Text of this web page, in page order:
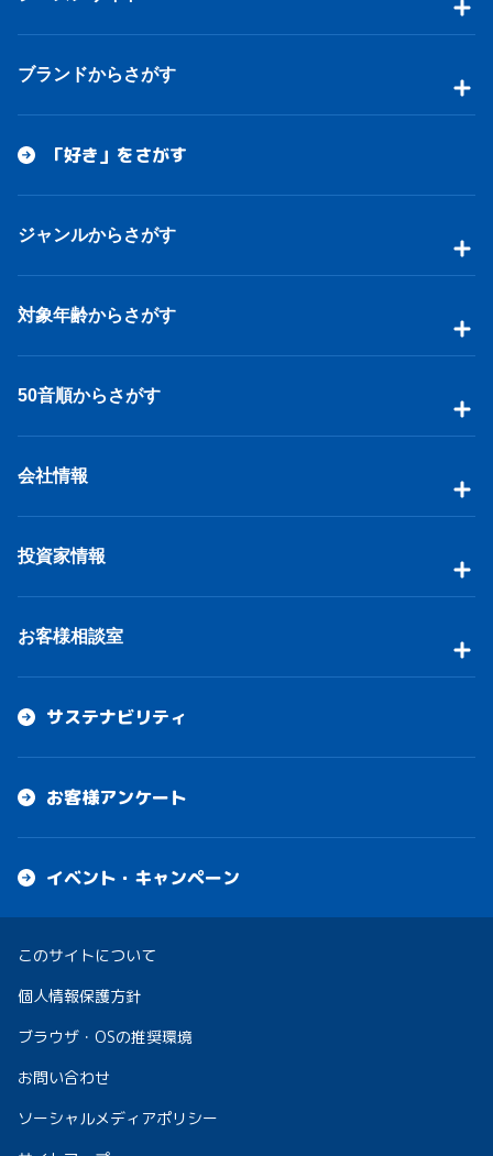
ブランドからさがす
「好き」をさがす
ジャンルからさがす
対象年齢からさがす
50音順からさがす
会社情報
投資家情報
お客様相談室
サステナビリティ
お客様アンケート
イベント・キャンペーン
このサイトについて
個人情報保護方針
ブラウザ・OSの推奨環境
お問い合わせ
ソーシャルメディアポリシー